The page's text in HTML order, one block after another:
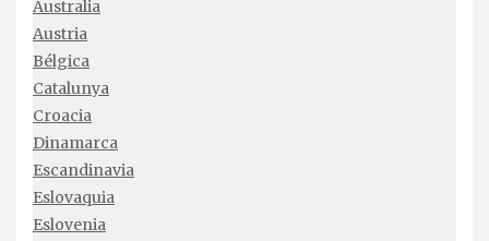
Australia
Austria
Bélgica
Catalunya
Croacia
Dinamarca
Escandinavia
Eslovaquia
Eslovenia